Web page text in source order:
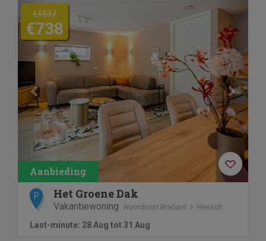
Previous
€1537
€738
P Het Groene Dak
Vakantiewoning Noordoost Brabant Heesch
Last-minute: 28 Aug tot 31 Aug